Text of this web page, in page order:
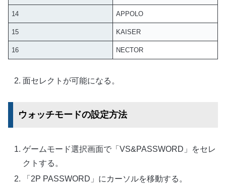
14 APPOLO
15 KAISER
16 NECTOR
面セレクトが可能になる。
ウォッチモードの設定方法
ゲームモード選択画面で「VS&PASSWORD」をセレ
クトする。
「2P PASSWORD」にカーソルを移動する。